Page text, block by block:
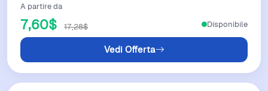
A partire da
7,60$ 17,28$
Vedi Offerta
Disponibile